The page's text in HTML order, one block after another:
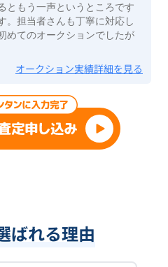
ともう一声というところです
。担当者さんも丁寧に対応し
めてのオークションでしたが
オークション実績詳細を見る
ばれる理由